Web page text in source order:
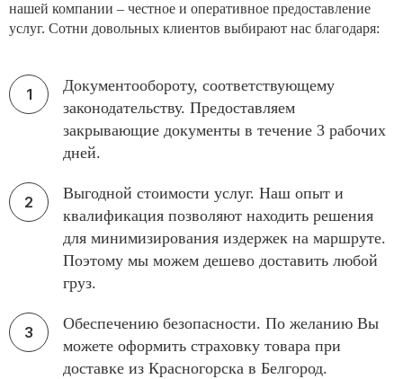
нашей компании – честное и оперативное предоставление
услуг. Сотни довольных клиентов выбирают нас благодаря:
Документообороту, соответствующему
законодательству. Предоставляем
закрывающие документы в течение 3 рабочих
дней.
Выгодной стоимости услуг. Наш опыт и
квалификация позволяют находить решения
для минимизирования издержек на маршруте.
Поэтому мы можем дешево доставить любой
груз.
Обеспечению безопасности. По желанию Вы
можете оформить страховку товара при
доставке из Красногорска в Белгород.